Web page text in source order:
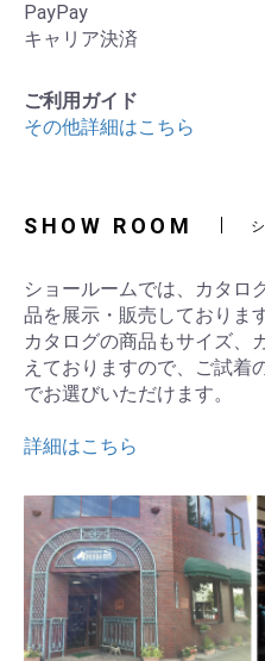
PayPay
キャリア決済
ご利用ガイド
その他詳細はこちら
SHOW ROOM
ショールームでは、カタロ
品を展示・販売しております
カタログの商品もサイズ、
えておりますので、ご試着
でお選びいただけます。
詳細はこちら